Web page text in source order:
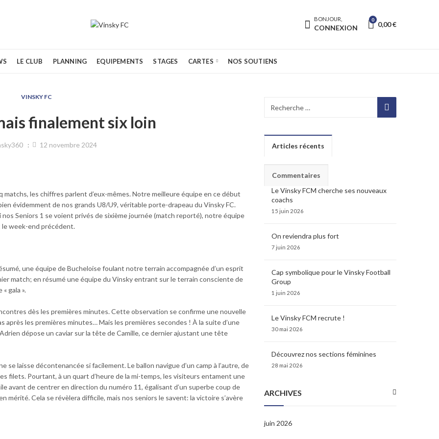
BONJOUR,
CONNEXION
0
0,00€
LE CLUB PLANNING EQUIPEMENTS STAGES CARTES NOS SOUTIENS
VINSKY FC
finalement six loin
12 novembre 2024
les chiffres parlent d’eux-mêmes. Notre meilleure équipe en ce début
évidemment de nos grands U8/U9, véritable porte-drapeau du Vinsky FC.
nos Seniors 1 se voient privés de sixième journée (match reporté), notre équipe
le week-end précédent.
une équipe de Bucheloise foulant notre terrain accompagnée d’un esprit
match; en résumé une équipe du Vinsky entrant sur le terrain consciente de
gala ».
dès les premières minutes. Cette observation se confirme une nouvelle
après les premières minutes… Mais les premières secondes ! À la suite d’une
dépose un caviar sur la tête de Camille, ce dernier ajustant une tête
laisse décontenancée si facilement. Le ballon navigue d’un camp à l’autre, de
filets. Pourtant, à un quart d’heure de la mi-temps, les visiteurs entament une
avant de centrer en direction du numéro 11, égalisant d’un superbe coup de
mérité. Cela se révèlera difficile, mais nos seniors le savent: la victoire s’avère
Articles récents
Commentaires
Le Vinsky FCM cherche ses nouveaux
coachs
15 juin 2026
On reviendra plus fort
7 juin 2026
Cap symbolique pour le Vinsky Football
Group
1 juin 2026
Le Vinsky FCM recrute !
30 mai 2026
Découvrez nos sections féminines
28 mai 2026
ARCHIVES
juin 2026